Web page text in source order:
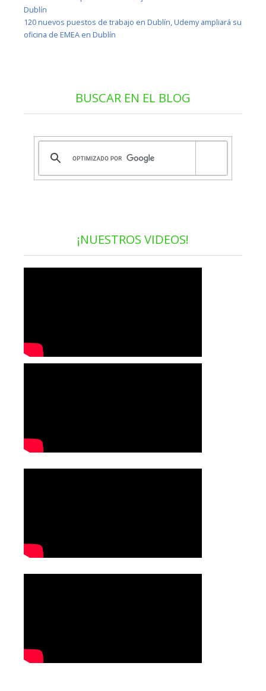
Dublín
120 nuevos puestos de trabajo en Dublín, Udemy ampliará su
oficina de EMEA en Dublín
BUSCAR EN EL BLOG
¡NUESTROS VIDEOS!